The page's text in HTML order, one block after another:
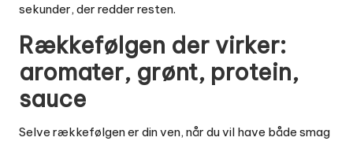
sekunder, der redder resten.
Rækkefølgen der virker:
aromater, grønt, protein,
sauce
Selve rækkefølgen er din ven, når du vil have både smag